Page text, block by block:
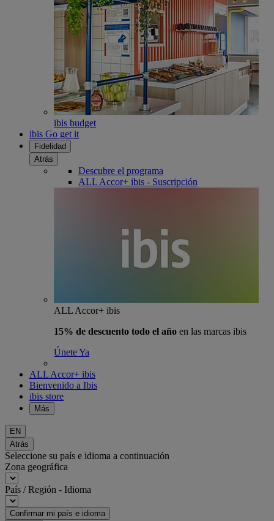
ibis budget
ibis Go get it
Fidelidad
Atrás
Descubre el programa
ALL Accor+ ibis - Suscripción
ALL Accor+ ibis
15% de descuento todo el año en las marcas ibis
Únete Ya
ALL Accor+ ibis
Bienvenido a Ibis
ibis store
Más
EN
Atrás
Seleccione su país e idioma a continuación
Zona geográfica
País / Región - Idioma
Confirmar mi país e idioma